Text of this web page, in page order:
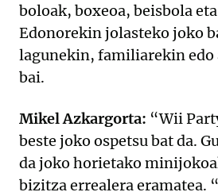
boloak, boxeoa, beisbola
Edonorekin jolasteko joko
lagunekin, familiarekin edo
bai.
Mikel Azkargorta: “Wii
beste joko ospetsu bat da.
da joko horietako
bizitza errealera eramatea.